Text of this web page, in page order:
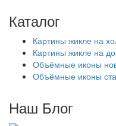
Каталог
Картины жикле на
Картины жикле на
Объёмные иконы
Объёмные иконы
Наш Блог